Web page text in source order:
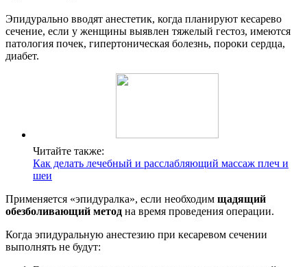
Эпидурально вводят анестетик, когда планируют кесарево
сечение, если у женщины выявлен тяжелый гестоз, имеются
патология почек, гипертоническая болезнь, пороки сердца,
диабет.
Читайте также:
Как делать лечебный и расслабляющий массаж плеч и
шеи
Применяется «эпидуралка», если необходим щадящий
обезболивающий метод на время проведения операции.
Когда эпидуральную анестезию при кесаревом сечении
выполнять не будут: